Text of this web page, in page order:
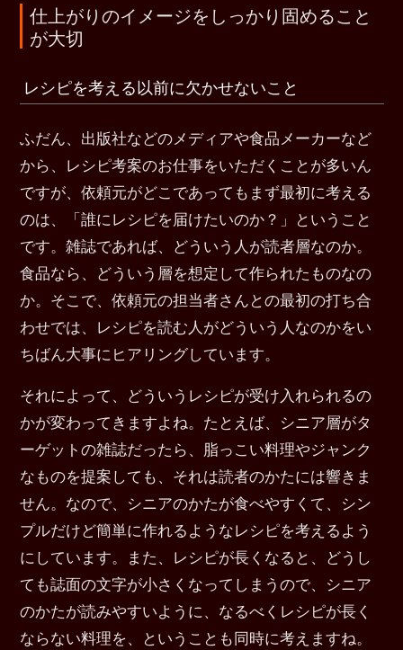
仕上がりのイメージをしっかり固めること
が大切
レシピを考える以前に欠かせないこと
ふだん、出版社などのメディアや食品メーカーなど
から、レシピ考案のお仕事をいただくことが多いん
ですが、依頼元がどこであってもまず最初に考える
のは、「誰にレシピを届けたいのか？」ということ
です。雑誌であれば、どういう人が読者層なのか。
食品なら、どういう層を想定して作られたものなの
か。そこで、依頼元の担当者さんとの最初の打ち合
わせでは、レシピを読む人がどういう人なのかをい
ちばん大事にヒアリングしています。
それによって、どういうレシピが受け入れられるの
かが変わってきますよね。たとえば、シニア層がタ
ーゲットの雑誌だったら、脂っこい料理やジャンク
なものを提案しても、それは読者のかたには響きま
せん。なので、シニアのかたが食べやすくて、シン
プルだけど簡単に作れるようなレシピを考えるよう
にしています。また、レシピが長くなると、どうし
ても誌面の文字が小さくなってしまうので、シニア
のかたが読みやすいように、なるべくレシピが長く
ならない料理を、ということも同時に考えますね。